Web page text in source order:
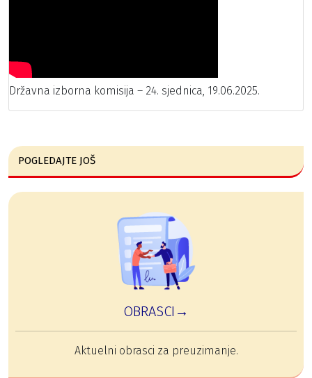
Državna izborna komisija – 24. sjednica, 19.06.2025.
POGLEDAJTE JOŠ
OBRASCI→
Aktuelni obrasci za preuzimanje.